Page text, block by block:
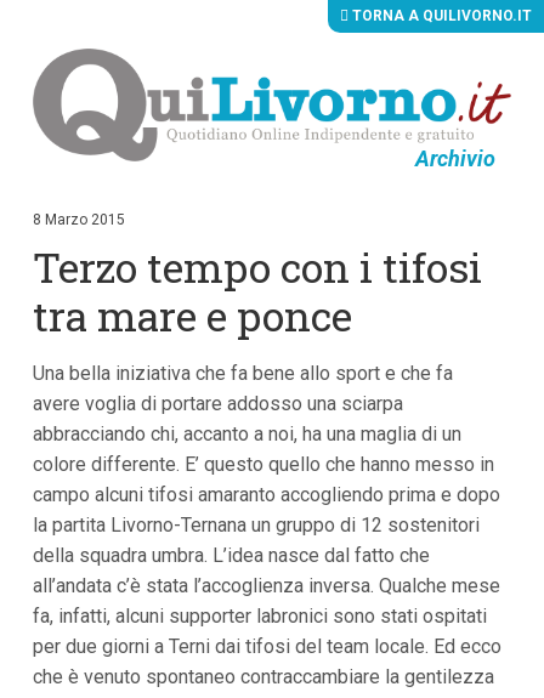
Archivio
i
i
n
n
u
i
p
i
n
i
p
a
l
i
a
TORNA A QUILIVORNO.IT
8 Marzo 2015
Terzo tempo con i tifosi
tra mare e ponce
Una bella iniziativa che fa bene allo sport e che fa
avere voglia di portare addosso una sciarpa
abbracciando chi, accanto a noi, ha una maglia di un
colore differente. E’ questo quello che hanno messo in
campo alcuni tifosi amaranto accogliendo prima e dopo
la partita Livorno-Ternana un gruppo di 12 sostenitori
della squadra umbra. L’idea nasce dal fatto che
all’andata c’è stata l’accoglienza inversa. Qualche mese
fa, infatti, alcuni supporter labronici sono stati ospitati
per due giorni a Terni dai tifosi del team locale. Ed ecco
che è venuto spontaneo contraccambiare la gentilezza